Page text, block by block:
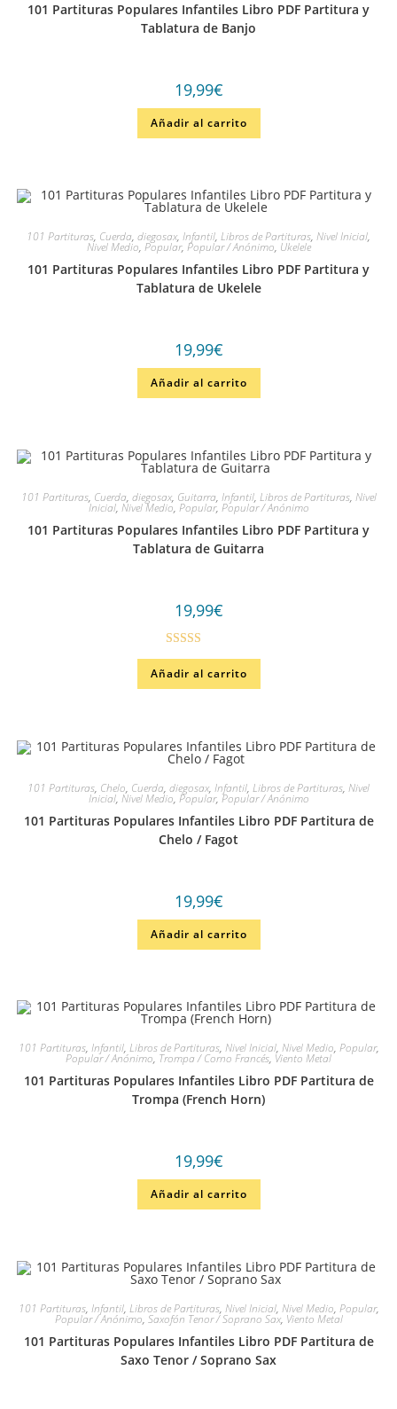
101 Partituras Populares Infantiles Libro PDF Partitura y
Tablatura de Banjo
19,99€
Añadir al carrito
101 Partituras, Cuerda, diegosax, Infantil, Libros de Partituras, Nivel Inicial,
Nivel Medio, Popular, Popular / Anónimo, Ukelele
101 Partituras Populares Infantiles Libro PDF Partitura y
Tablatura de Ukelele
19,99€
Añadir al carrito
101 Partituras, Cuerda, diegosax, Guitarra, Infantil, Libros de Partituras, Nivel
Inicial, Nivel Medio, Popular, Popular / Anónimo
101 Partituras Populares Infantiles Libro PDF Partitura y
Tablatura de Guitarra
19,99€
Valorado
en4.33 de
Añadir al carrito
101 Partituras, Chelo, Cuerda, diegosax, Infantil, Libros de Partituras, Nivel
Inicial, Nivel Medio, Popular, Popular / Anónimo
101 Partituras Populares Infantiles Libro PDF Partitura de
Chelo / Fagot
19,99€
Añadir al carrito
101 Partituras, Infantil, Libros de Partituras, Nivel Inicial, Nivel Medio, Popular,
Popular / Anónimo, Trompa / Corno Francés, Viento Metal
101 Partituras Populares Infantiles Libro PDF Partitura de
Trompa (French Horn)
19,99€
Añadir al carrito
101 Partituras, Infantil, Libros de Partituras, Nivel Inicial, Nivel Medio, Popular,
Popular / Anónimo, Saxofón Tenor / Soprano Sax, Viento Metal
101 Partituras Populares Infantiles Libro PDF Partitura de
Saxo Tenor / Soprano Sax